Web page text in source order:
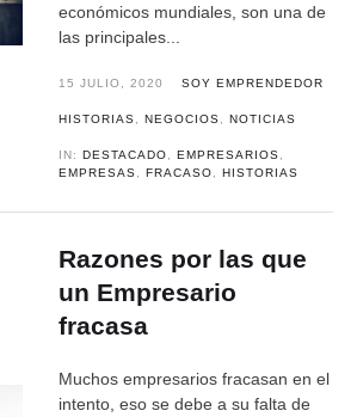
económicos mundiales, son una de
las principales...
15 JULIO, 2020 SOY EMPRENDEDOR
HISTORIAS ,NEGOCIOS ,NOTICIAS
IN:DESTACADO ,EMPRESARIOS
EMPRESAS
,FRACASO ,HISTORIAS
Razones por las que
un Empresario
fracasa
Muchos empresarios fracasan en el
intento, eso se debe a su falta de